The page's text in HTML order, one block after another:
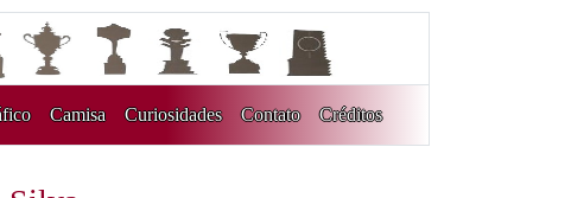
Camisa Curiosidades Contato Créditos